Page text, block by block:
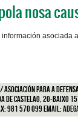
nosa
información asociada
/ Asociación para a
de Castelao, 20-Baixo
981 570 099 Email: